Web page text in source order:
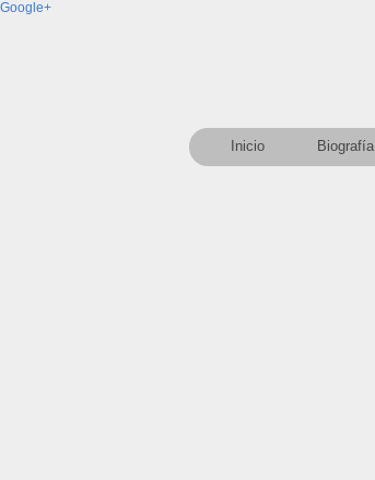
Google+
Inicio Biografía